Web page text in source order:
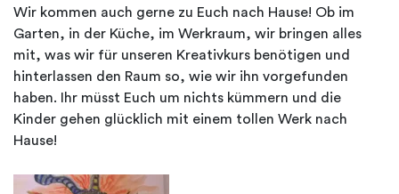
Wir kommen auch gerne zu Euch nach Hause! Ob im
Garten, in der Küche, im Werkraum, wir bringen alles
mit, was wir für unseren Kreativkurs benötigen und
hinterlassen den Raum so, wie wir ihn vorgefunden
haben. Ihr müsst Euch um nichts kümmern und die
Kinder gehen glücklich mit einem tollen Werk nach
Hause!